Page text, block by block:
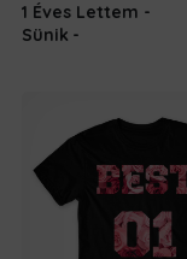
1 Éves Lettem -
Sünik